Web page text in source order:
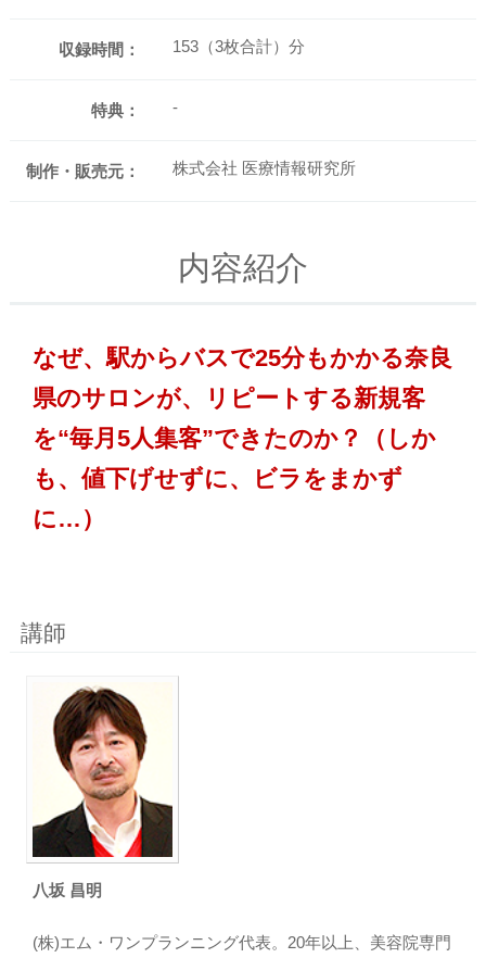
収録時間： 153（3枚合計）分
特典： -
制作・販売元： 株式会社 医療情報研究所
内容紹介
なぜ、駅からバスで25分もかかる奈良
県のサロンが、リピートする新規客
を“毎月5人集客”できたのか？（しか
も、値下げせずに、ビラをまかず
に…）
講師
八坂 昌明
(株)エム・ワンプランニング代表。20年以上、美容院専門